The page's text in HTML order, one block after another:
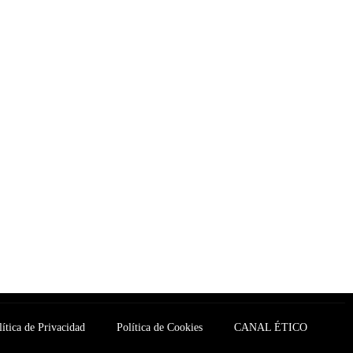
de Privacidad Política de Cookies CANAL ÉTICO